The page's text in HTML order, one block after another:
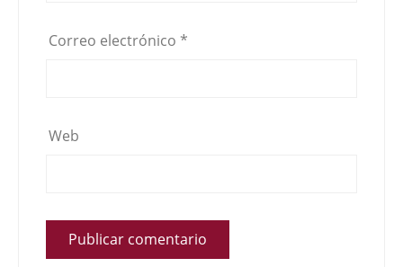
Correo electrónico *
Web